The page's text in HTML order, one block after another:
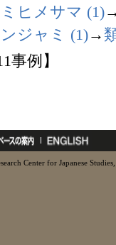
ヒメサマ (1)
ジャミ (1)→
事例】
Center for Japanese